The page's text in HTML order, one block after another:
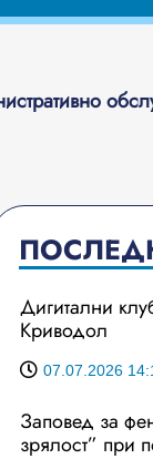
Дигитални
Криводол
07.07.2026
Заповед за
зрялост” при